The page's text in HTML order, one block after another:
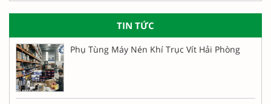
TIN TỨC
Phụ Tùng Máy Nén Khí Trục Vít Hải Phòng